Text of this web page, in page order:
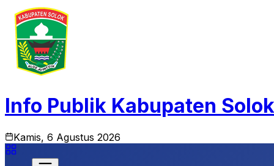
Info Publik Kabupaten Solok
Kamis, 6 Agustus 2026